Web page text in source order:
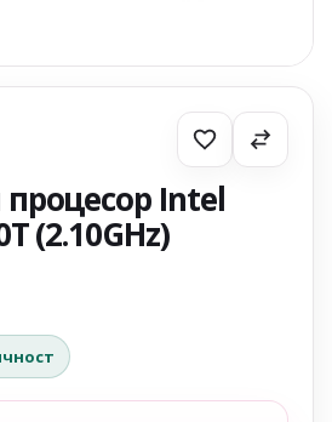
Intel
(2.10GHz)